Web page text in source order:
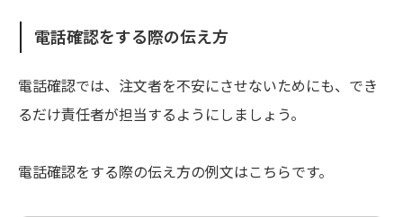
電話確認をする際の伝え方
電話確認では、注文者を不安にさせないためにも、でき
るだけ責任者が担当するようにしましょう。
電話確認をする際の伝え方の例文はこちらです。